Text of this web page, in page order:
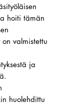
hoiti tämän
valmistettu
ja
huolehdittu